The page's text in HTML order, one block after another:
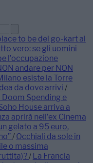
to be del go-kart al
vero: se gli uomini
l’occupazione
andare per NON
esiste la Torre
da dove arrivi /
Doom Spending e
House arriva a
aprirà nell’ex Cinema
gelato a 95 euro,
/ Occhiali da sole in
o massima
/ La Francia